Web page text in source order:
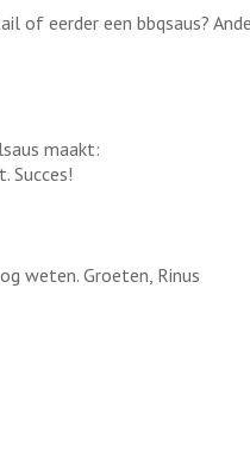
of eerder een bbqsaus?
maakt:
Succes!
weten. Groeten, Rinus